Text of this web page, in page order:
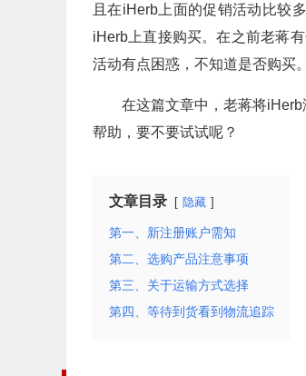
且在iHerb上面的促销活动比较
iHerb上直接购买。在之前老蒋
活动有点困惑，不知道是否购买。
在这篇文章中，老蒋将
帮助，要不要试试呢？
文章目录 隐藏
第一、新注册账户需知
第二、选购产品注意事项
第三、关于运输方式选择
第四、等待到货看到物流追踪